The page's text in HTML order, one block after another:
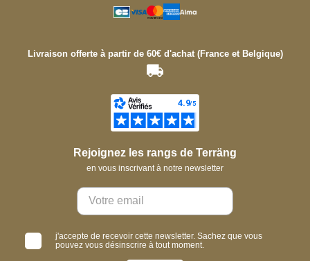
Livraison offerte à partir de 60€ d'achat (France et Belgique)
Rejoignez les rangs de Terräng
en vous inscrivant à notre newsletter
j'accepte de recevoir cette newsletter. Sachez que vous
pouvez vous désinscrire à tout moment.